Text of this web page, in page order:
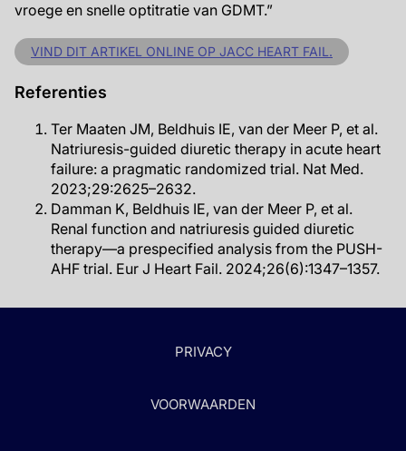
vroege en snelle optitratie van GDMT.”
VIND DIT ARTIKEL ONLINE OP JACC HEART FAIL.
Referenties
Ter Maaten JM, Beldhuis IE, van der Meer P, et al.
Natriuresis-guided diuretic therapy in acute heart
failure: a pragmatic randomized trial. Nat Med.
2023;29:2625–2632.
Damman K, Beldhuis IE, van der Meer P, et al.
Renal function and natriuresis guided diuretic
therapy—a prespecified analysis from the PUSH-
AHF trial. Eur J Heart Fail. 2024;26(6):1347–1357.
PRIVACY
VOORWAARDEN